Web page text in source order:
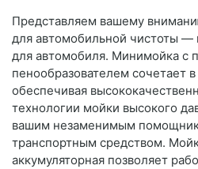
Представляем вашему
для автомобильной чистоты —
для автомобиля. Минимойка с
пенообразователем сочетает
обеспечивая
технологии мойки высокого
вашим незаменимым
транспортным средством.
аккумуляторная позволяет